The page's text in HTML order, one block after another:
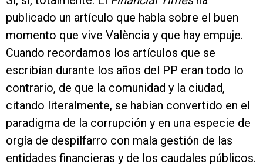
publicado un artículo que habla sobre el buen
momento que vive València y que hay empuje.
Cuando recordamos los artículos que se
escribían durante los años del PP eran todo lo
contrario, de que la comunidad y la ciudad,
citando literalmente, se habían convertido en el
paradigma de la corrupción y en una especie de
orgía de despilfarro con mala gestión de las
entidades financieras y de los caudales públicos.